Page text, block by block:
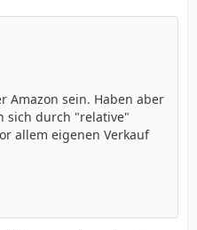
Amazon sein. Haben aber
sich durch "relative"
allem eigenen Verkauf